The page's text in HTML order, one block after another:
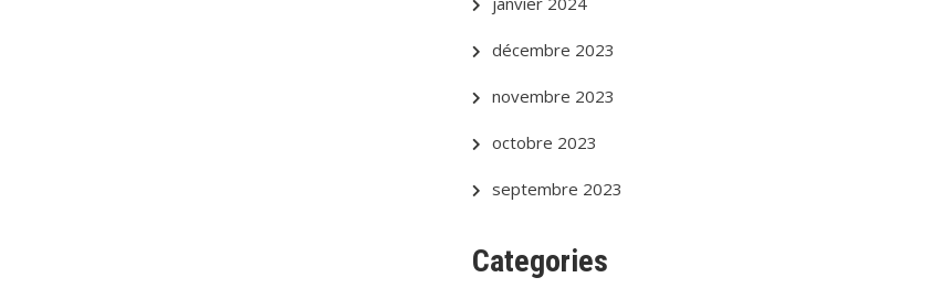
décembre 2023
novembre 2023
octobre 2023
septembre 2023
Categories